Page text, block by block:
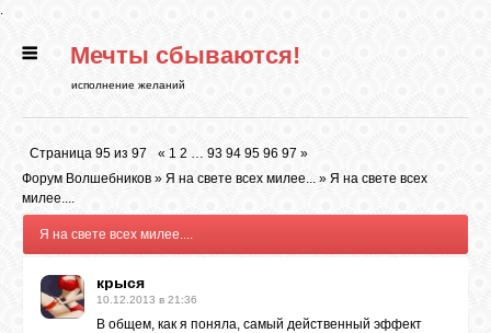
.
ГЛАВНАЯ
РИТУАЛЫ
Мечты сбываются!
исполнение желаний
Страница 95 из 97 « 1 2 … 93 94 95 96 97 »
Форум Волшебников » Я на свете всех милее... » Я на свете всех
милее....
Я на свете всех милее....
крыся
10.12.2013 в 21:36
В общем, как я поняла, самый действенный эффект